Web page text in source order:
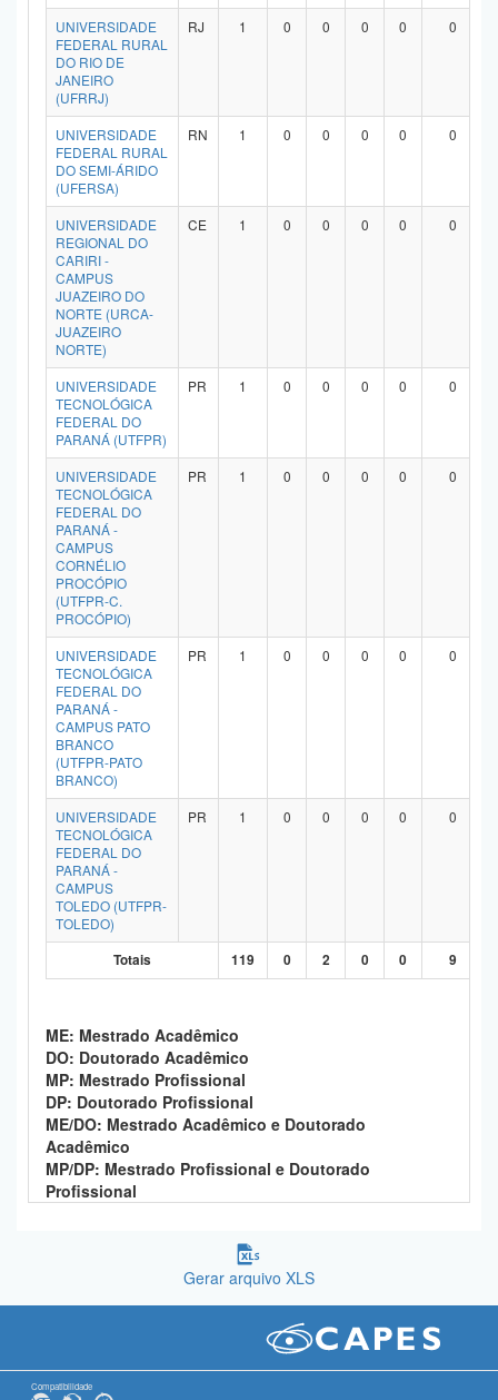
UNIVERSIDADE
FEDERAL RURAL
DO RIO DE
JANEIRO
(UFRRJ)
RJ 1 0 0 0 0 0
UNIVERSIDADE
FEDERAL RURAL
DO SEMI-ÁRIDO
(UFERSA)
RN 1 0 0 0 0 0
UNIVERSIDADE
REGIONAL DO
CARIRI -
CAMPUS
JUAZEIRO DO
NORTE (URCA-
JUAZEIRO
NORTE)
CE 1 0 0 0 0 0
UNIVERSIDADE
TECNOLÓGICA
FEDERAL DO
PARANÁ (UTFPR)
PR 1 0 0 0 0 0
UNIVERSIDADE
TECNOLÓGICA
FEDERAL DO
PARANÁ -
CAMPUS
CORNÉLIO
PROCÓPIO
(UTFPR-C.
PROCÓPIO)
PR 1 0 0 0 0 0
UNIVERSIDADE
TECNOLÓGICA
FEDERAL DO
PARANÁ -
CAMPUS PATO
BRANCO
(UTFPR-PATO
BRANCO)
PR 1 0 0 0 0 0
UNIVERSIDADE
TECNOLÓGICA
FEDERAL DO
PARANÁ -
CAMPUS
TOLEDO (UTFPR-
TOLEDO)
PR 1 0 0 0 0 0
Totais 119 0 2 0 0 9
ME: Mestrado Acadêmico
DO: Doutorado Acadêmico
MP: Mestrado Profissional
DP: Doutorado Profissional
ME/DO: Mestrado Acadêmico e Doutorado
Acadêmico
MP/DP: Mestrado Profissional e Doutorado
Profissional
Gerar arquivo XLS
Compatibilidade